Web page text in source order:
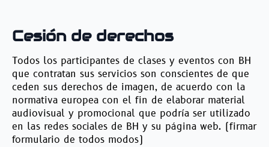
Cesión de derechos
Todos los participantes de clases y eventos con BH
que contratan sus servicios son conscientes de que
ceden sus derechos de imagen, de acuerdo con la
normativa europea con el fin de elaborar material
audiovisual y promocional que podría ser utilizado
en las redes sociales de BH y su página web. (firmar
formulario de todos modos)